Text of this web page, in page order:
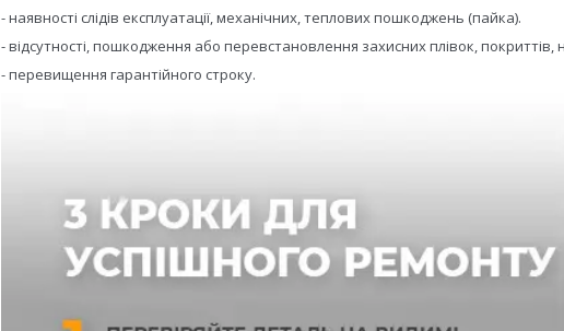
- наявності слідів експлуатації, механічних, теплових пошкоджень (пайка).
- відсутності, пошкодження або перевстановлення захисних плівок, покриттів,
- перевищення гарантійного строку.